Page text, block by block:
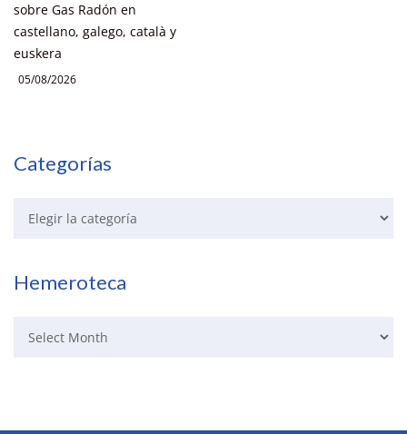
sobre Gas Radón en
castellano, galego, català y
euskera
05/08/2026
Categorías
Hemeroteca